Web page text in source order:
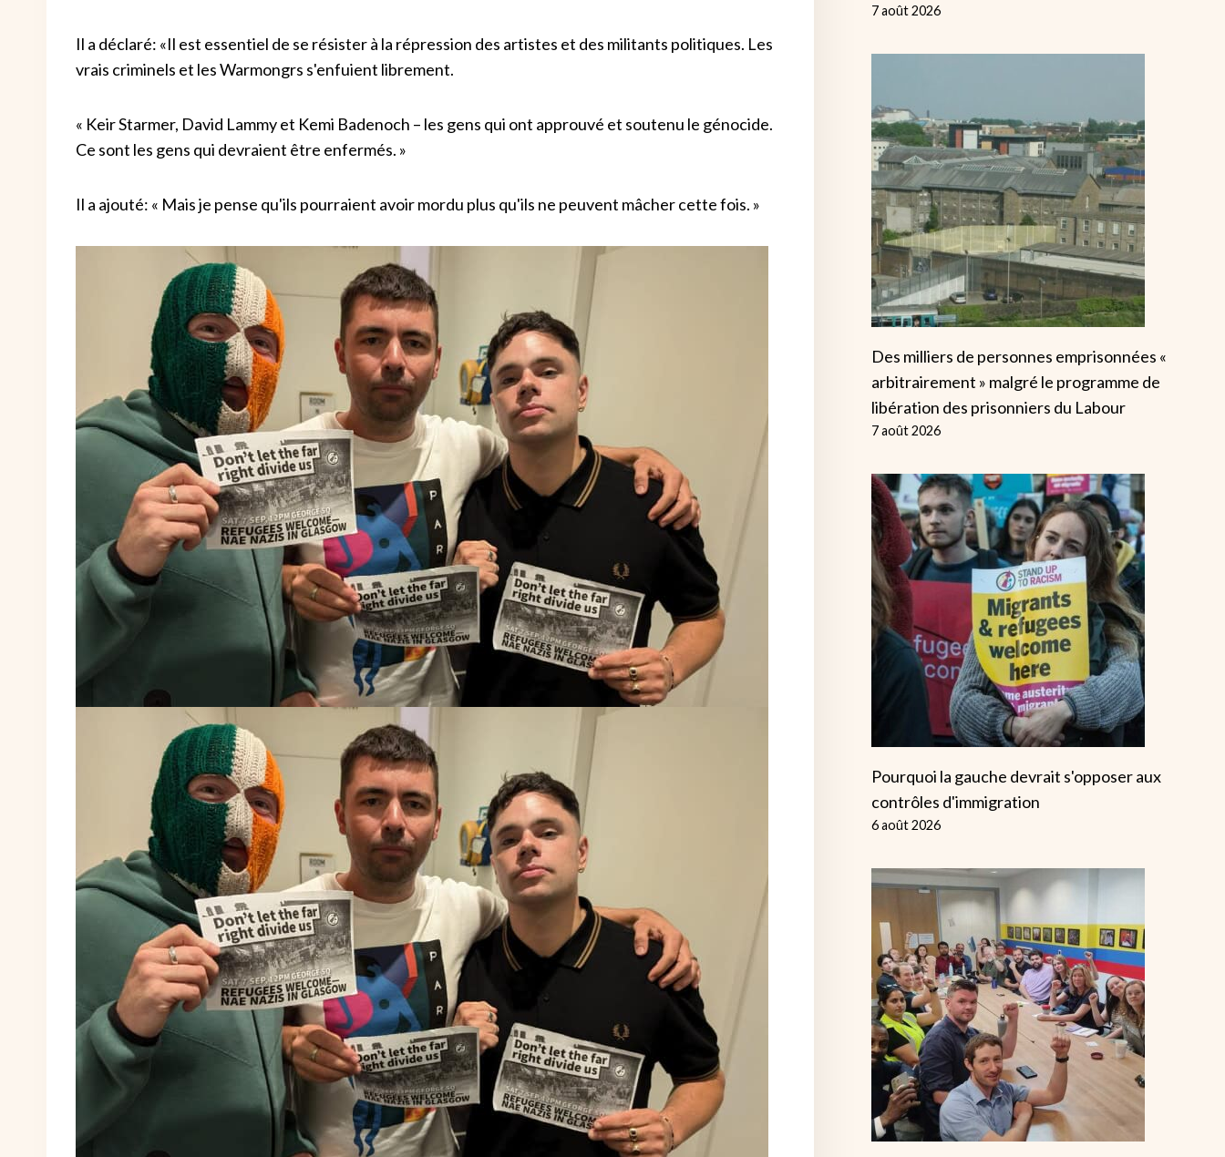
Il a déclaré: «Il est essentiel de se résister à la répression des artistes et des militants politiques. Les
vrais criminels et les Warmongrs s'enfuient librement.
« Keir Starmer, David Lammy et Kemi Badenoch – les gens qui ont approuvé et soutenu le génocide.
Ce sont les gens qui devraient être enfermés. »
Il a ajouté: « Mais je pense qu'ils pourraient avoir mordu plus qu'ils ne peuvent mâcher cette fois. »
7 août 2026
Des milliers de personnes emprisonnées «
arbitrairement » malgré le programme de
libération des prisonniers du Labour
7 août 2026
Pourquoi la gauche devrait s'opposer aux
contrôles d'immigration
6 août 2026